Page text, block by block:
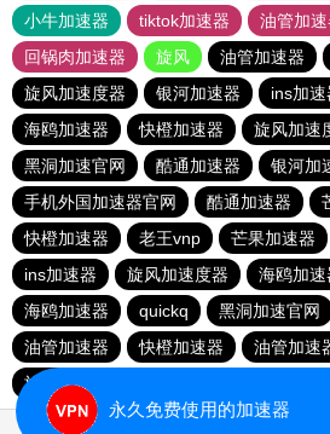
小牛加速器
tiktok加速器 油管加速
回锅肉加速器
旋风 油管加速器
旋风加速度器
银河加速器 ins加速
海鸥加速器
快橙加速器 旋风加速
黑洞加速官网
酷通加速器
银河加
手机外国加速器官网
酷通加速器
快橙加速器
老王vnp 芒果加速器
ins加速器
旋风加速度器 海鸥加速
海鸥加速器
quickq 黑洞加速官网
油管加速器
快橙加速器 油管加速
旋风加速度器
永久免费使用的加速器